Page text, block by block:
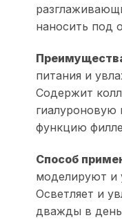
наносить под
питания и
Содержит
функцию
Способ
моделируют и
Осветляет и
дважды в